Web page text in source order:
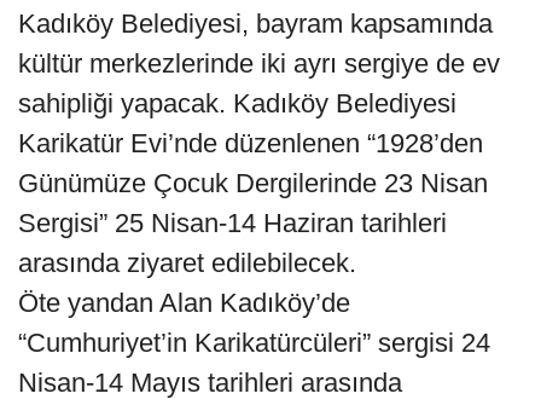
Kadıköy Belediyesi, bayram kapsamında
kültür merkezlerinde iki ayrı sergiye de ev
sahipliği yapacak. Kadıköy Belediyesi
Karikatür Evi’nde düzenlenen “1928’den
Günümüze Çocuk Dergilerinde 23 Nisan
Sergisi” 25 Nisan-14 Haziran tarihleri
arasında ziyaret edilebilecek.
Öte yandan Alan Kadıköy’de
“Cumhuriyet’in Karikatürcüleri” sergisi 24
Nisan-14 Mayıs tarihleri arasında